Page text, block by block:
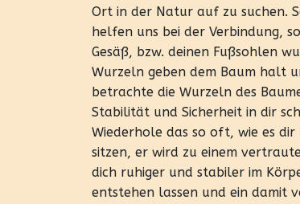
Ort in der Natur auf zu suchen.
helfen uns bei der Verbindung,
Gesäß, bzw. deinen Fußsohlen
Wurzeln geben dem Baum halt
betrachte die Wurzeln des
Stabilität und Sicherheit in dir
Wiederhole das so oft, wie es
sitzen, er wird zu einem
dich ruhiger und stabiler im
entstehen lassen und ein damit